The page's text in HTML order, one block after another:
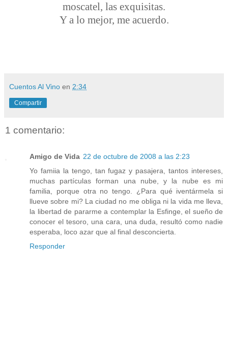
moscatel, las exquisitas.
Y a lo mejor, me acuerdo.
Cuentos Al Vino en 2:34
Compartir
1 comentario:
Amigo de Vida 22 de octubre de 2008 a las 2:23
Yo famiia la tengo, tan fugaz y pasajera, tantos intereses,
muchas partículas forman una nube, y la nube es mi
familia, porque otra no tengo. ¿Para qué iventármela si
llueve sobre mi? La ciudad no me obliga ni la vida me lleva,
la libertad de pararme a contemplar la Esfinge, el sueño de
conocer el tesoro, una cara, una duda, resultó como nadie
esperaba, loco azar que al final desconcierta.
Responder